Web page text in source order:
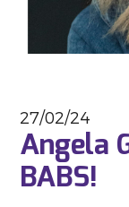
27/02/24
Angela
BABS!